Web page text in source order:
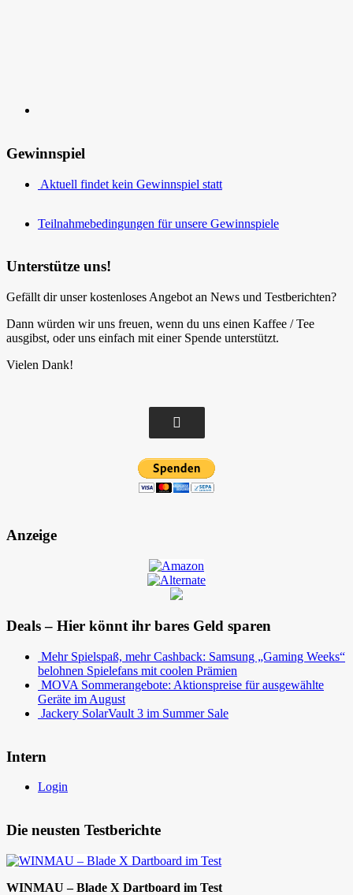
Gewinnspiel
Aktuell findet kein Gewinnspiel statt
Teilnahmebedingungen für unsere Gewinnspiele
Unterstütze uns!
Gefällt dir unser kostenloses Angebot an News und Testberichten?
Dann würden wir uns freuen, wenn du uns einen Kaffee / Tee
ausgibst, oder uns einfach mit einer Spende unterstützt.
Vielen Dank!
Anzeige
Deals – Hier könnt ihr bares Geld sparen
Mehr Spielspaß, mehr Cashback: Samsung „Gaming Weeks“
belohnen Spielefans mit coolen Prämien
MOVA Sommerangebote: Aktionspreise für ausgewählte
Geräte im August
Jackery SolarVault 3 im Summer Sale
Intern
Login
Die neusten Testberichte
WINMAU – Blade X Dartboard im Test